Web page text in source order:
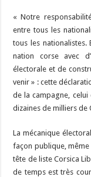
« Notre
entre tous les
tous les nationalistes.
nation corse avec
électorale et de
venir » : cette
de la campagne,
dizaines de milliers de
La mécanique
façon publique, même
tête de liste Corsica
de temps est très